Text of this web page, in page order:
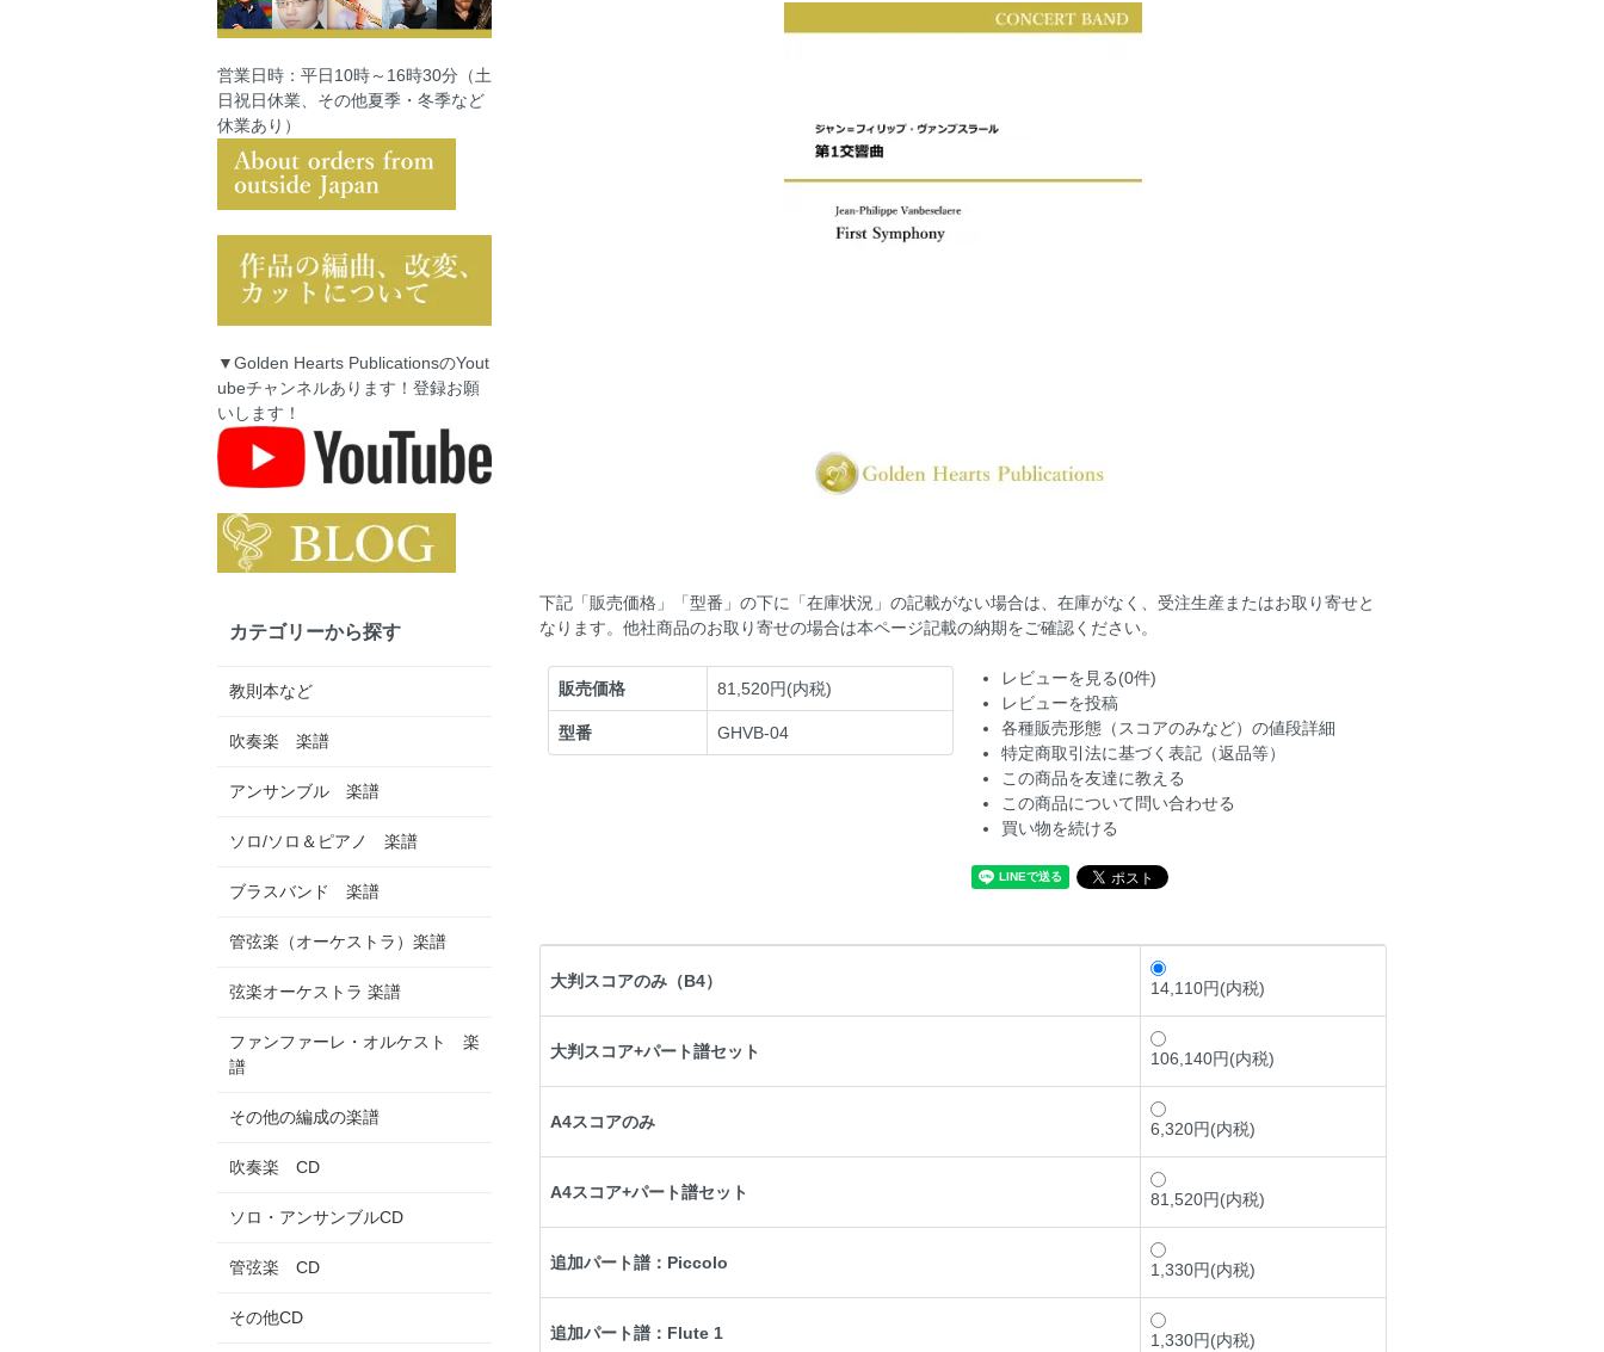
下記「販売価格」「型番」の下に「在庫状況」の記載がない場合は、在庫がなく、受注生産またはお取り寄せと
なります。他社商品のお取り寄せの場合は本ページ記載の納期をご確認ください。
販売価格 81,520円(内税)
型番 GHVB-04
レビューを見る(0件)
レビューを投稿
各種販売形態（スコアのみなど）の値段詳細
特定商取引法に基づく表記（返品等）
この商品を友達に教える
この商品について問い合わせる
買い物を続ける
大判スコアのみ（B4） 14,110円(内税)
大判スコア+パート譜セット 106,140円(内税)
A4スコアのみ 6,320円(内税)
A4スコア+パート譜セット 81,520円(内税)
追加パート譜：Piccolo 1,330円(内税)
追加パート譜：Flute 1 1,330円(内税)
営業日時：平日10時～16時30分（土
日祝日休業、その他夏季・冬季など
休業あり）
▼Golden Hearts PublicationsのYout
ubeチャンネルあります！登録お願
いします！
カテゴリーから探す
教則本など
吹奏楽 楽譜
アンサンブル 楽譜
ソロ/ソロ＆ピアノ 楽譜
ブラスバンド 楽譜
管弦楽（オーケストラ）楽譜
弦楽オーケストラ 楽譜
ファンファーレ・オルケスト 楽
譜
その他の編成の楽譜
吹奏楽 CD
ソロ・アンサンブルCD
管弦楽 CD
その他CD